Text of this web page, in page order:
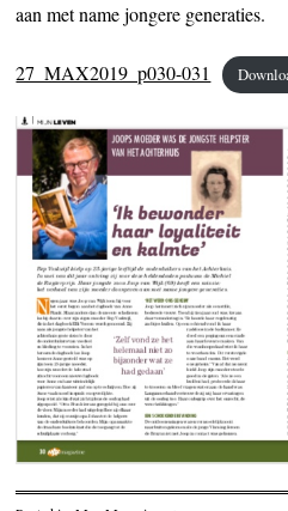
aan met name jongere generaties.
27_MAX2019_p030-031